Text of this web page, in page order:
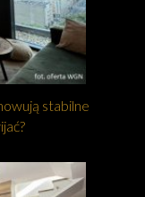
stabilne